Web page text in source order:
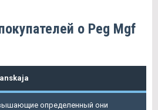
о Peg Mgf
определенный они